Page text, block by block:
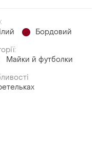
Бордовий
Майки й футболки